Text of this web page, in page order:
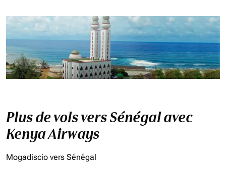
Plus de vols vers Sénégal avec
Kenya Airways
Mogadiscio vers Sénégal